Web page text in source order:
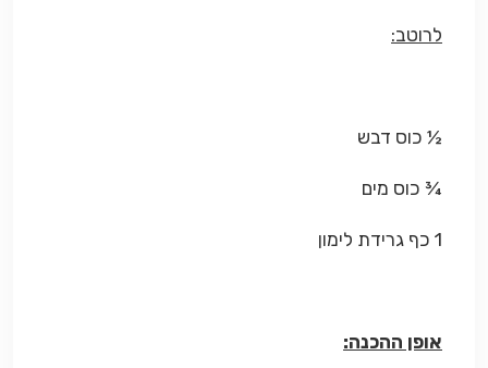
לרוטב:
½ כוס דבש
¾ כוס מים
1 כף גרידת לימון
אופן ההכנה: